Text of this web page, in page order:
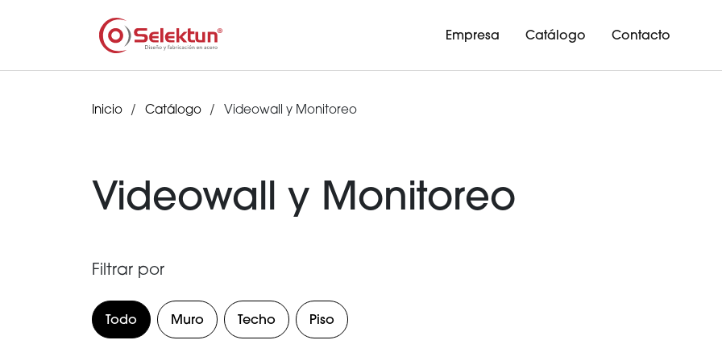
Empresa Catálogo Contacto
Inicio Catálogo Videowall y Monitoreo
Videowall y Monitoreo
Filtrar por
Todo Muro Techo Piso